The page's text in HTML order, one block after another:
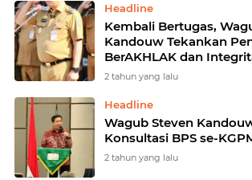
Headline
Kembali Bertugas,
Kandouw Tekankan
BerAKHLAK dan
2 tahun yang lalu
Headline
Wagub Steven
Konsultasi BPS se-
2 tahun yang lalu